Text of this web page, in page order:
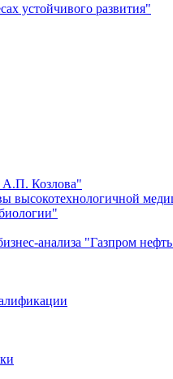
устойчивого развития"
А.П. Козлова"
высокотехнологичной
анализа "Газпром